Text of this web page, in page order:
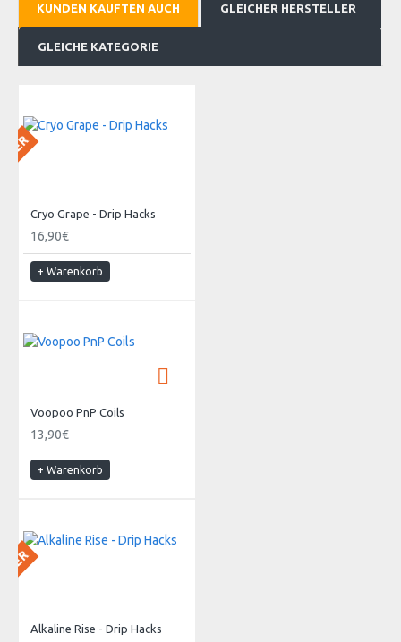
KUNDEN KAUFTEN AUCH GLEICHER HERSTELLER
GLEICHE KATEGORIE
Cryo Grape - Drip Hacks
16,90€
+ Warenkorb
Voopoo PnP Coils
13,90€
+ Warenkorb
Alkaline Rise - Drip Hacks